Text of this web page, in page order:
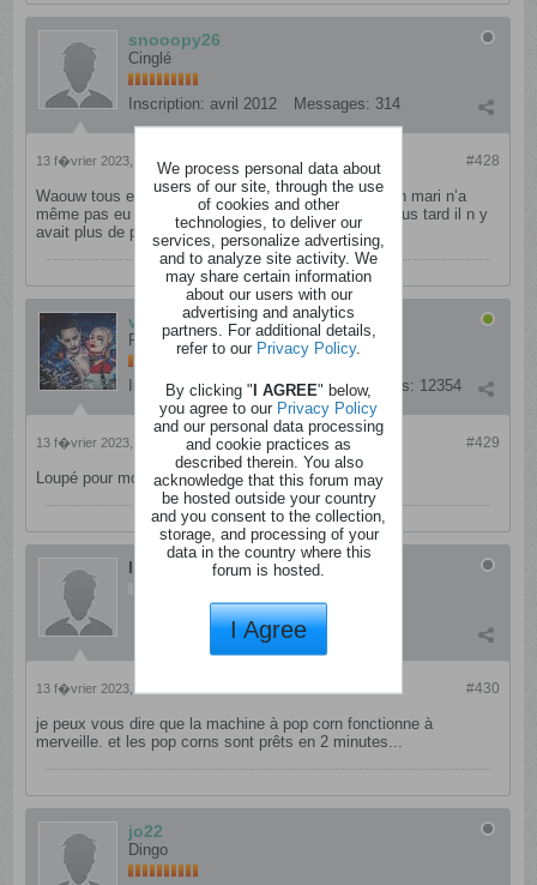
snooopy26
Cinglé
Inscription: avril 2012 Messages: 314
#428
13 f�vrier 2023, 18h07
Waouw tous est parti en 2 minutes j ai eu 1 frigo mon mari n’a
même pas eu le temps de ce connecter 2 minutes plus tard il n y
avait plus de pouf frigo …
verdyM2304
Fada
Inscription: septembre 2016 Messages: 12354
#429
13 f�vrier 2023, 18h07
Loupé pour moi :-(
Invité
#430
13 f�vrier 2023, 18h09
je peux vous dire que la machine à pop corn fonctionne à
merveille. et les pop corns sont prêts en 2 minutes...
jo22
Dingo
We process personal data about
users of our site, through the use
of cookies and other
technologies, to deliver our
services, personalize advertising,
and to analyze site activity. We
may share certain information
about our users with our
advertising and analytics
partners. For additional details,
refer to our Privacy Policy.
By clicking "I AGREE" below,
you agree to our Privacy Policy
and our personal data processing
and cookie practices as
described therein. You also
acknowledge that this forum may
be hosted outside your country
and you consent to the collection,
storage, and processing of your
data in the country where this
forum is hosted.
I Agree